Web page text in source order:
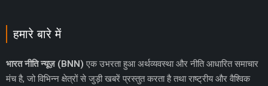
हमारे बारे में
भारत नीति न्यूज़ (BNN) एक उभरता हुआ अर्थव्यवस्था और नीति आधारित समाचार
मंच है, जो विभिन्न क्षेत्रों से जुड़ी खबरें प्रस्तुत करता है तथा राष्ट्रीय और वैश्विक